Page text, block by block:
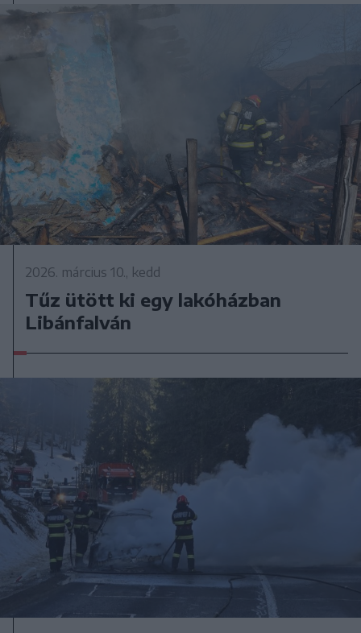
2026. március 10., kedd
Tűz ütött ki egy lakóházban
Libánfalván